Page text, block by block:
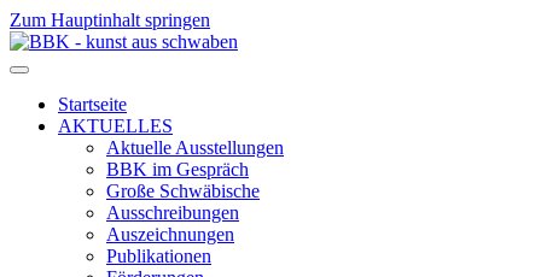
Zum Hauptinhalt springen
Startseite
AKTUELLES
Aktuelle Ausstellungen
BBK im Gespräch
Große Schwäbische
Ausschreibungen
Auszeichnungen
Publikationen